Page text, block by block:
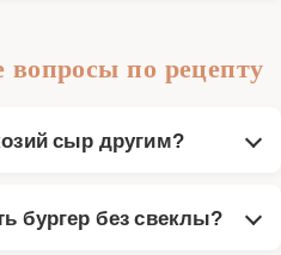
вопросы по рецепту
сыр другим?
бургер без свеклы?